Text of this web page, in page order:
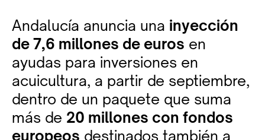
Andalucía anuncia una inyección
de 7,6 millones de euros en
ayudas para inversiones en
acuicultura, a partir de septiembre,
dentro de un paquete que suma
más de 20 millones con fondos
europeos destinados también a